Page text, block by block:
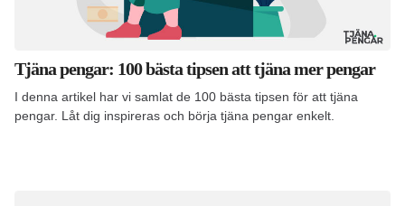
Tjäna pengar: 100 bästa tipsen att tjäna mer pengar
I denna artikel har vi samlat de 100 bästa tipsen för att tjäna
pengar. Låt dig inspireras och börja tjäna pengar enkelt.